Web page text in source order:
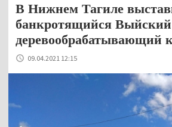
В Нижнем Тагиле
банкротящийся Выйский
деревообрабатывающий
09.04.2021 12:15